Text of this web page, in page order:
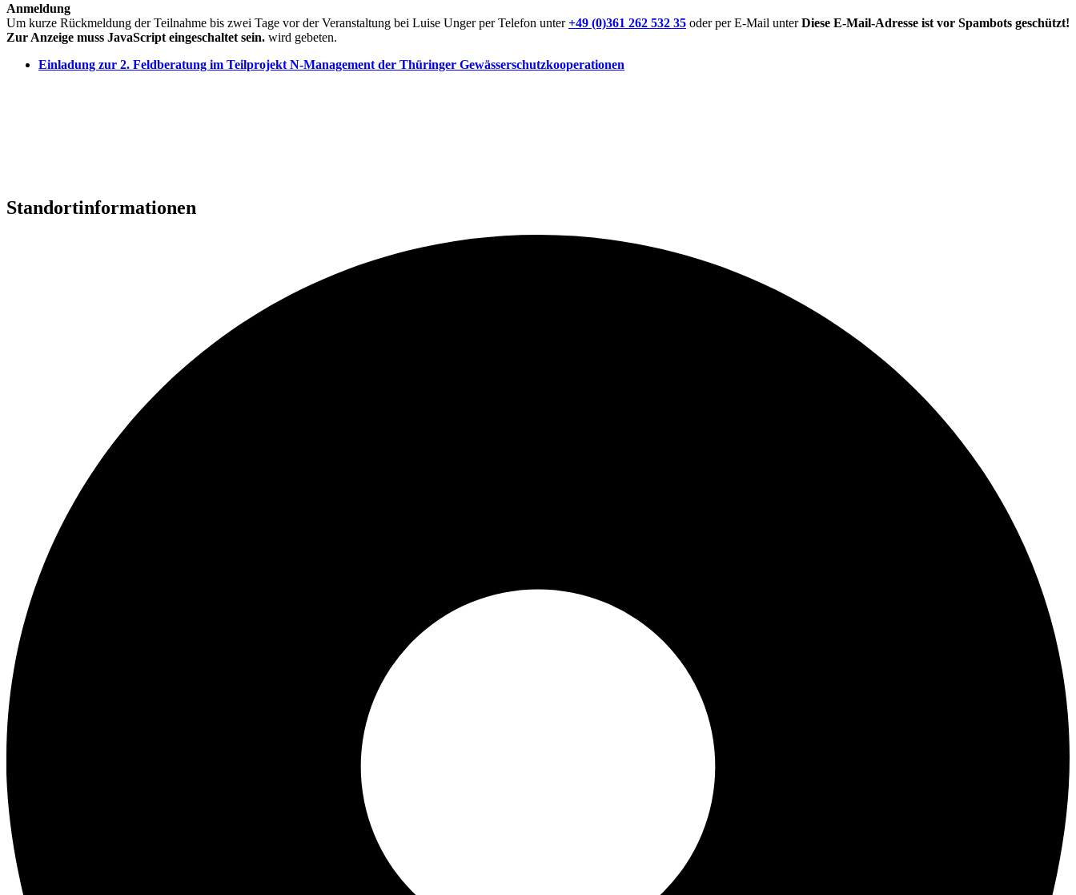
Anmeldung
Um kurze Rückmeldung der Teilnahme bis zwei Tage vor der Veranstaltung bei Luise Unger per Telefon unter+49 (0)361 262 532 35 oder per E-Mail unterDiese E-Mail-Adresse ist vor Spambots geschützt!
Zur Anzeige muss JavaScript eingeschaltet sein. wird gebeten.
Einladung zur 2. Feldberatung im Teilprojekt N-Management der Thüringer Gewässerschutzkooperationen
Standortinformationen